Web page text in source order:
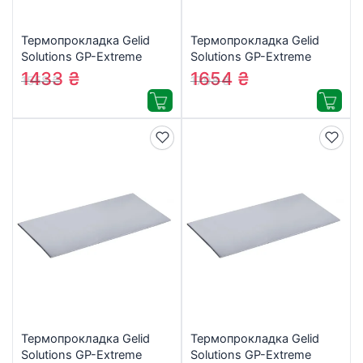
Термопрокладка Gelid
Solutions GP-Extreme
120x120x2 mm (TP-GP01-
S-D)
1558₴
1433 ₴
Термопрокладка Gelid
Solutions GP-Extreme
120x120x2.5 mm (TP-
GP01-S-F)
1798₴
1654 ₴
Термопрокладка Gelid
Solutions GP-Extreme
Термопрокладка Gelid
Solutions GP-Extreme